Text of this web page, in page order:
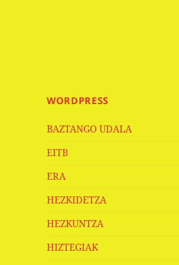
WORDPRESS
BAZTANGO UDALA
EITB
ERA
HEZKIDETZA
HEZKUNTZA
HIZTEGIAK